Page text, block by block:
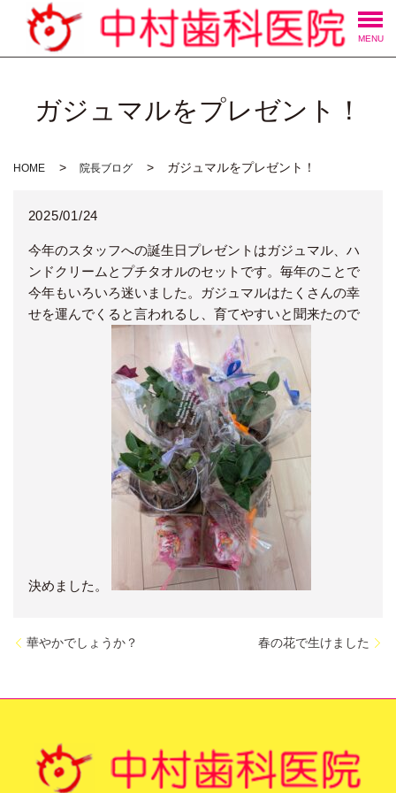
MENU
ガジュマルをプレゼント！
HOME 院長ブログ ガジュマルをプレゼント！
2025/01/24
今年のスタッフへの誕生日プレゼントはガジュマル、ハ
ンドクリームとプチタオルのセットです。毎年のことで
今年もいろいろ迷いました。ガジュマルはたくさんの幸
せを運んでくると言われるし、育てやすいと聞来たので
決めました。
華やかでしょうか？ 春の花で生けました